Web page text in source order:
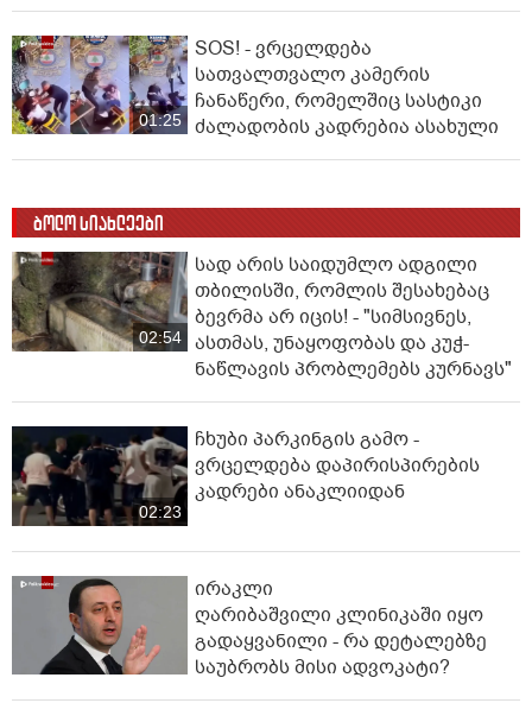
01:25
SOS! - ვრცელდება
სათვალთვალო კამერის
ჩანაწერი, რომელშიც სასტიკი
ძალადობის კადრებია ასახული
ბოლო სიახლეები
02:54
სად არის საიდუმლო ადგილი
თბილისში, რომლის შესახებაც
ბევრმა არ იცის! - "სიმსივნეს,
ასთმას, უნაყოფობას და კუჭ-
ნაწლავის პრობლემებს კურნავს"
02:23
ჩხუბი პარკინგის გამო -
ვრცელდება დაპირისპირების
კადრები ანაკლიიდან
ირაკლი
ღარიბაშვილი კლინიკაში იყო
გადაყვანილი - რა დეტალებზე
საუბრობს მისი ადვოკატი?